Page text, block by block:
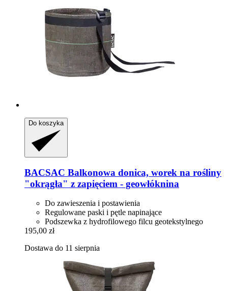
Do koszyka
BACSAC Balkonowa donica, worek na rośliny
"okrągła" z zapięciem -​ geowłóknina
Do zawieszenia i postawienia
Regulowane paski i pętle napinające
Podszewka z hydrofilowego filcu geotekstylnego
195,00 zł
Dostawa do 11 sierpnia